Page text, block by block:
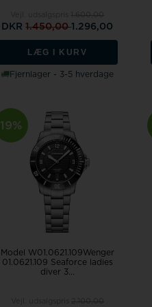
DKR1.450,001.296,00
LÆG I KURV
Fjernlager - 3-5 hverdage
19%
Model W01.0621.109Wenger
01.0621.109 Seaforce ladies
diver 3...